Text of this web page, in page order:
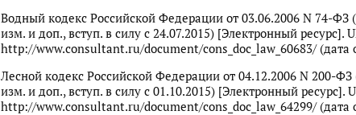
Водный кодекс Российской Федерации от 03.06.2006 N 74-ФЗ
изм. и доп., вступ. в силу с 24.07.2015) [Электронный ресурс].
http://www.consultant.ru/document/cons_doc_law_60683/ (дата
Лесной кодекс Российской Федерации от 04.12.2006 N 200-ФЗ
изм. и доп., вступ. в силу с 01.10.2015) [Электронный ресурс].
http://www.consultant.ru/document/cons_doc_law_64299/ (дата